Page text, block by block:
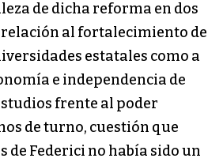
de dicha reforma en dos
al fortalecimiento de
estatales como a
e independencia de
frente al poder
de turno, cuestión que
de Federici no había sido un